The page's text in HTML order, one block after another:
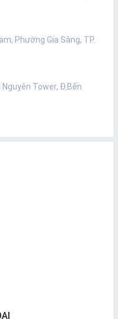
Phường Gia Sàng, TP.
Tower, Đ.Bến